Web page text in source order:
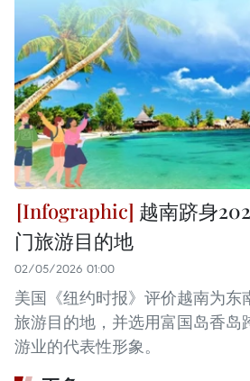
越南跻身
门旅游目的地
02/05/2026 01:00
美国《纽约时报》评价越南为东
旅游目的地，并选用富国岛香岛
游业的代表性形象。